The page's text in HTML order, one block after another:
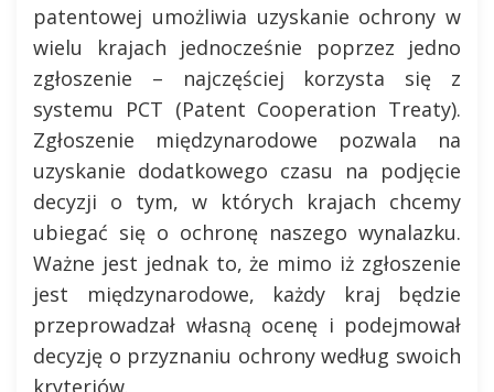
patentowej umożliwia uzyskanie ochrony w
wielu krajach jednocześnie poprzez jedno
zgłoszenie – najczęściej korzysta się z
systemu PCT (Patent Cooperation Treaty).
Zgłoszenie międzynarodowe pozwala na
uzyskanie dodatkowego czasu na podjęcie
decyzji o tym, w których krajach chcemy
ubiegać się o ochronę naszego wynalazku.
Ważne jest jednak to, że mimo iż zgłoszenie
jest międzynarodowe, każdy kraj będzie
przeprowadzał własną ocenę i podejmował
decyzję o przyznaniu ochrony według swoich
kryteriów.